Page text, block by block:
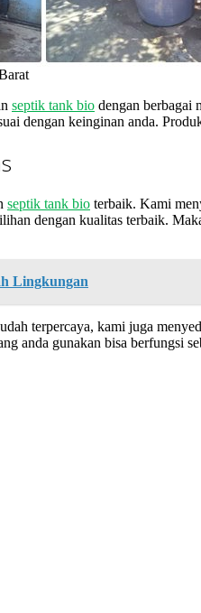
septik tank bio dengan berbagai
dengan keinginan anda.
septik tank bio terbaik. Kami
dengan kualitas terbaik.
Lingkungan
terpercaya, kami juga
anda gunakan bisa berfungsi